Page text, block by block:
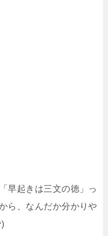
早起きは三文の徳」っ
ら、なんだか分かりや